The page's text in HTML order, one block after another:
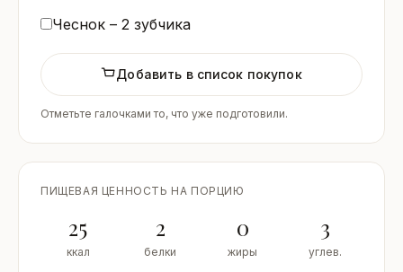
Чеснок – 2 зубчика
Добавить в список покупок
Отметьте галочками то, что уже подготовили.
ПИЩЕВАЯ ЦЕННОСТЬ НА ПОРЦИЮ
25
ккал
2
белки
0
жиры
3
углев.